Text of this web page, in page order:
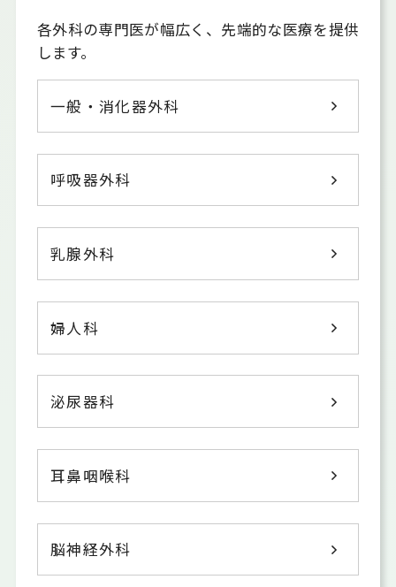
各外科の専門医が幅広く、先端的な医療を提供
します。
一般・消化器外科
呼吸器外科
乳腺外科
婦人科
泌尿器科
耳鼻咽喉科
脳神経外科